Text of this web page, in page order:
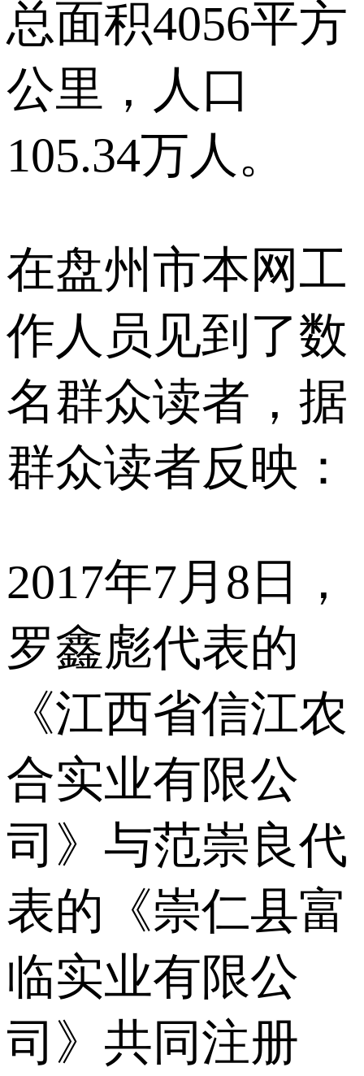
总面积4056平方
公里，人口
105.34万人。
在盘州市本网工
作人员见到了数
名群众读者，据
群众读者反映：
2017年7月8日，
罗鑫彪代表的
《江西省信江农
合实业有限公
司》与范崇良代
表的《崇仁县富
临实业有限公
司》共同注册